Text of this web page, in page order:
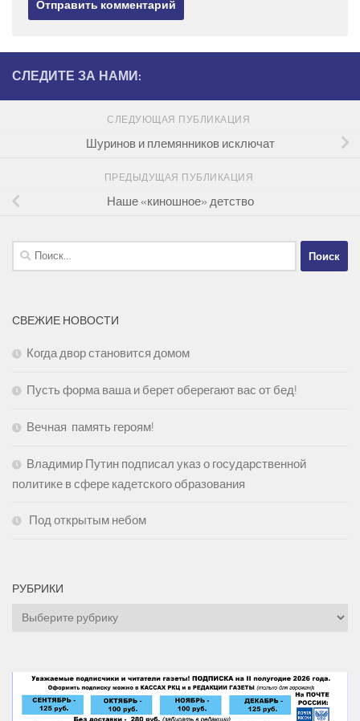
СЛЕДИТЕ ЗА НАМИ:
СЛЕДУЮЩАЯ ПУБЛИКАЦИЯ
Шуринов и племянников исключат
ПРЕДЫДУЩАЯ ПУБЛИКАЦИЯ
Наше «киношное» детство
Найти:
СВЕЖИЕ НОВОСТИ
Когда двор становится домом
Пусть форма ваша и берет оберегают вас от бед!
Вечная память героям!
Владимир Путин подписал указ о государственной
политике в сфере кадетского образования
Под открытым небом
РУБРИКИ
Рубрики